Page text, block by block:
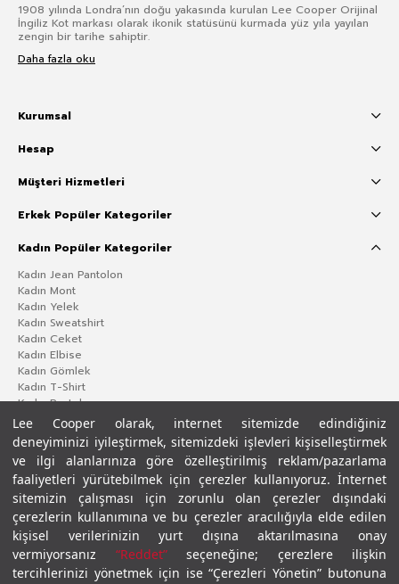
Lee Cooper olarak, internet sitemizde edindiğiniz
deneyiminizi iyileştirmek, sitemizdeki işlevleri kişiselleştirmek
ve ilgi alanlarınıza göre özelleştirilmiş reklam/pazarlama
faaliyetleri yürütebilmek için çerezler kullanıyoruz. İnternet
sitemizin çalışması için zorunlu olan çerezler dışındaki
çerezlerin kullanımına ve bu çerezler aracılığıyla elde edilen
kişisel verilerinizin yurt dışına aktarılmasına onay
vermiyorsanız “Reddet”seçeneğine; çerezlere ilişkin
tercihlerinizi yönetmek için ise “Çerezleri Yönetin” butonuna
1908 yılında Londra’nın doğu yakasında kurulan Lee Cooper Orijinal
İngiliz Kot markası olarak ikonik statüsünü kurmada yüz yıla yayılan
zengin bir tarihe sahiptir.
Daha fazla oku
Kurumsal
Hesap
Müşteri Hizmetleri
Erkek Popüler Kategoriler
Kadın Popüler Kategoriler
Kadın Jean Pantolon
Kadın Mont
Kadın Yelek
Kadın Sweatshirt
Kadın Ceket
Kadın Elbise
Kadın Gömlek
Kadın T-Shirt
Kadın Pantolon
Gizlilik PolitikasıÇerez PolitikasıKVKK Aydınlatma MetniŞartlar ve Koşullar